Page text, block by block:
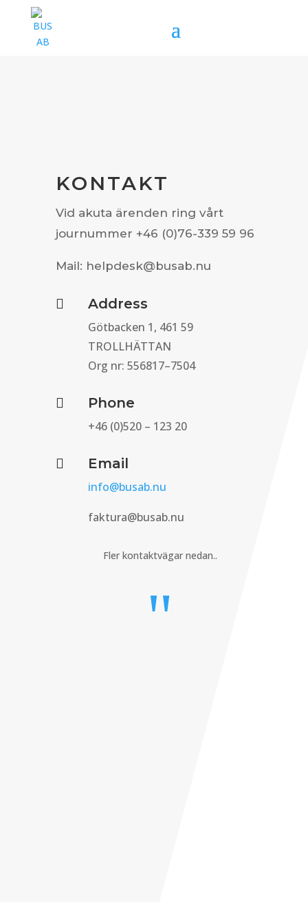
KONTAKT
Vid akuta ärenden ring vårt
journummer +46 (0)76-339 59 96
Mail: helpdesk@busab.nu
 Address
Götbacken 1, 461 59
TROLLHÄTTAN
Org nr: 556817–7504
 Phone
+46 (0)520 – 123 20
 Email
info@busab.nu
faktura@busab.nu
Fler kontaktvägar nedan..
"